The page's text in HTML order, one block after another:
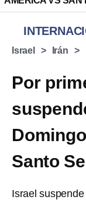
Israel Irán
Por
Santo
Israel